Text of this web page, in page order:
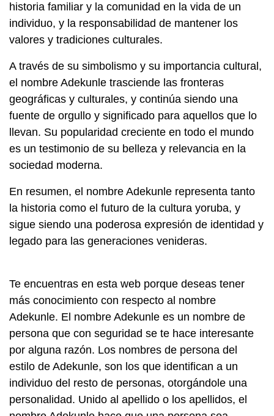
historia familiar y la comunidad en la vida de un
individuo, y la responsabilidad de mantener los
valores y tradiciones culturales.
A través de su simbolismo y su importancia cultural,
el nombre Adekunle trasciende las fronteras
geográficas y culturales, y continúa siendo una
fuente de orgullo y significado para aquellos que lo
llevan. Su popularidad creciente en todo el mundo
es un testimonio de su belleza y relevancia en la
sociedad moderna.
En resumen, el nombre Adekunle representa tanto
la historia como el futuro de la cultura yoruba, y
sigue siendo una poderosa expresión de identidad y
legado para las generaciones venideras.
Te encuentras en esta web porque deseas tener
más conocimiento con respecto al nombre
Adekunle. El nombre Adekunle es un nombre de
persona que con seguridad se te hace interesante
por alguna razón. Los nombres de persona del
estilo de Adekunle, son los que identifican a un
individuo del resto de personas, otorgándole una
personalidad. Unido al apellido o los apellidos, el